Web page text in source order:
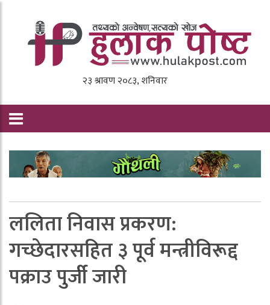
ललिता निवास प्रकरण:
गच्छेदारसहित ३ पूर्व मन्त्रीविरूद्द
पक्राउ पुर्जी जारी